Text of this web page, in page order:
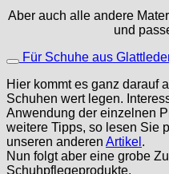
Aber auch alle andere
und
Für Schuhe aus
Hier kommt es ganz darauf
Schuhen wert legen.
Anwendung der einzelnen
weitere Tipps, so lesen Sie
unseren anderen Artikel .
Nun folgt aber eine grobe
Schuhpflegeprodukte.